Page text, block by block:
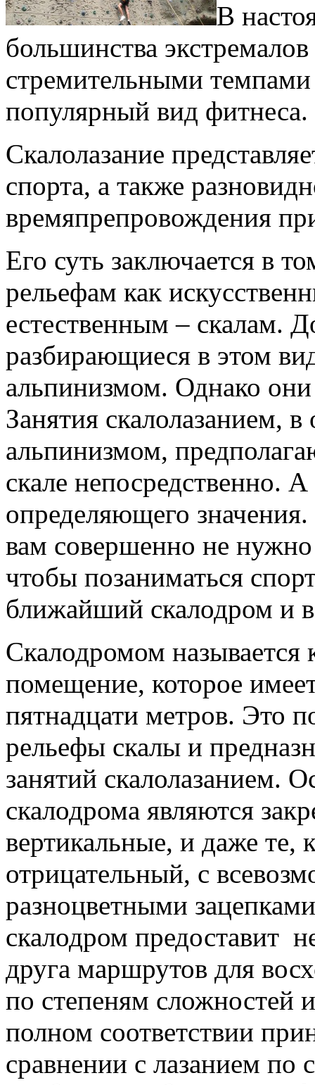
В
большинства
стремительными темпами
популярный вид фитнеса.
Скалолазание
спорта, а также
времяпрепровождения
Его суть заключается в
рельефам как
естественным – скалам.
разбирающиеся в этом
альпинизмом. Однако
Занятия скалолазанием, в
альпинизмом,
скале непосредственно.
определяющего
вам совершенно не нужно
чтобы позаниматься
ближайший скалодром и
Скалодромом называется
помещение, которое
пятнадцати метров. Это
рельефы скалы и
занятий скалолазанием.
скалодрома являются
вертикальные, и даже те,
отрицательный, с
разноцветными
скалодром предоставит
друга маршрутов для
по степеням сложностей
полном соответствии
сравнении с лазанием по